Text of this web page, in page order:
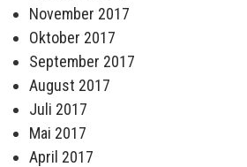
November 2017
Oktober 2017
September 2017
August 2017
Juli 2017
Mai 2017
April 2017